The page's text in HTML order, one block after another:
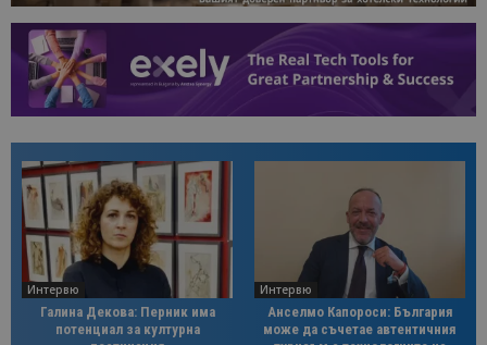
Интервю
Галина Декова: Перник има
потенциал за културна
Интервю
Анселмо Капороси: България
може да съчетае автентичния